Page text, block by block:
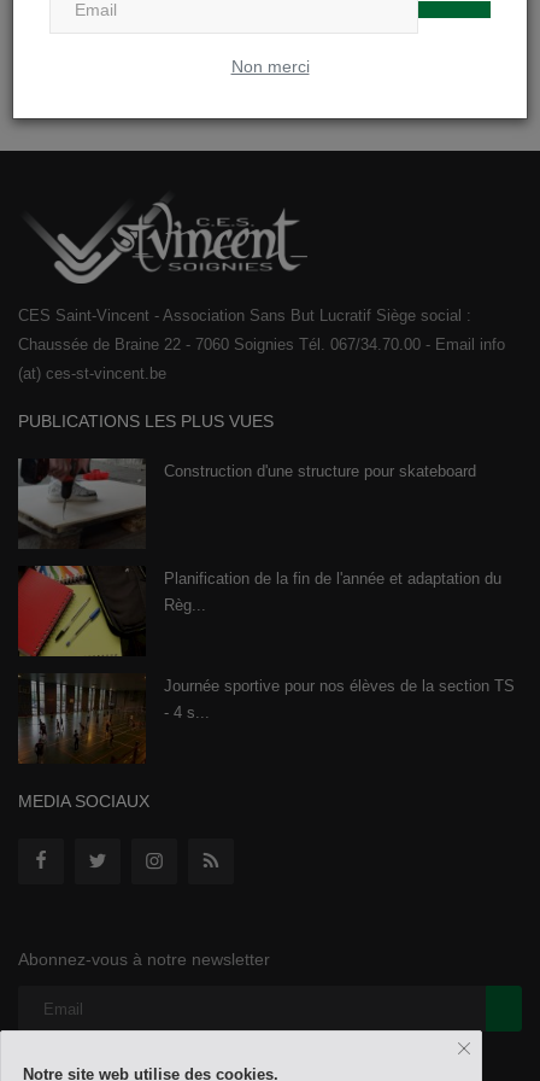
Non merci
CES Saint-Vincent - Association Sans But Lucratif Siège social :
Chaussée de Braine 22 - 7060 Soignies Tél. 067/34.70.00 - Email info
(at) ces-st-vincent.be
PUBLICATIONS LES PLUS VUES
Construction d'une structure pour skateboard
Planification de la fin de l'année et adaptation du
Règ...
Journée sportive pour nos élèves de la section TS
- 4 s...
MEDIA SOCIAUX
Abonnez-vous à notre newsletter
Notre site web utilise des cookies.